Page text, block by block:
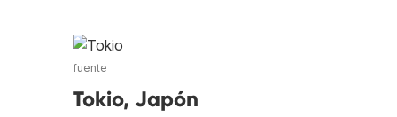
fuente
Tokio, Japón